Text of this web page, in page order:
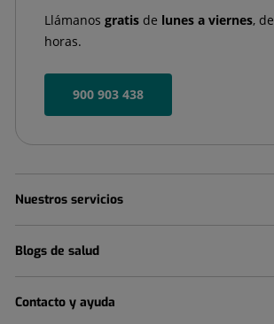
Llámanos gratis de lunes a viernes, de
horas.
900 903 438
Nuestros servicios
Blogs de salud
Contacto y ayuda